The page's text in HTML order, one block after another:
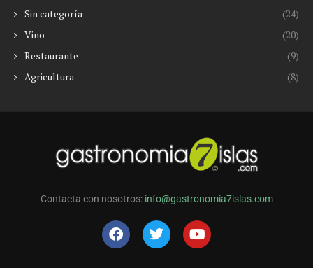
Sin categoría
(24)
Vino
(20)
Restaurante
(9)
Agricultura
(8)
Contacta con nosotros: info@gastronomia7islas.com